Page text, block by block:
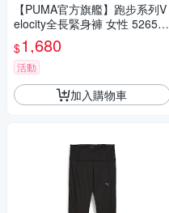
【PUMA官方旗艦】跑步系列V
elocity全長緊身褲 女性 526591
01
$1,680
活動
加入購物車